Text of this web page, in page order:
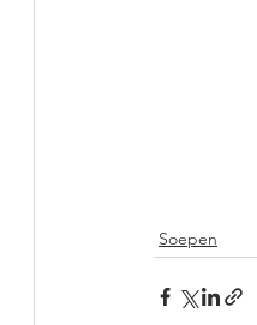
Soepen